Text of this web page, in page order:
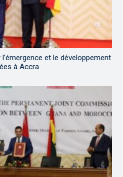
et le développement
à Accra